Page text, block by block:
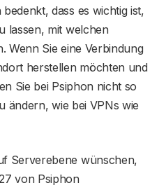
dass es wichtig ist,
lassen, mit welchen
Wenn Sie eine Verbindung
herstellen möchten und
Sie bei Psiphon nicht so
ändern, wie bei VPNs wie
Serverebene wünschen,
von Psiphon